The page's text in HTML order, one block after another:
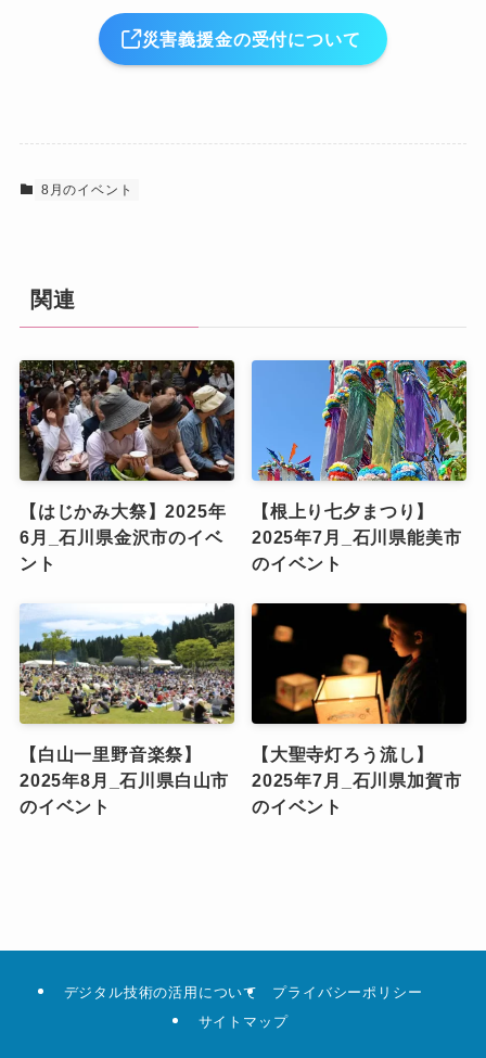
災害義援金の受付について
8月のイベント
関連
【はじかみ大祭】2025年
6月_石川県金沢市のイベ
ント
【根上り七夕まつり】
2025年7月_石川県能美市
のイベント
【白山一里野音楽祭】
2025年8月_石川県白山市
のイベント
【大聖寺灯ろう流し】
2025年7月_石川県加賀市
のイベント
デジタル技術の活用について
プライバシーポリシー
サイトマップ